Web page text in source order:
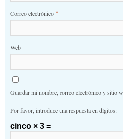
Correo electrónico *
Web
Guardar mi nombre, correo electrónico y sitio
Por favor, introduce una respuesta en dígitos:
cinco × 3 =